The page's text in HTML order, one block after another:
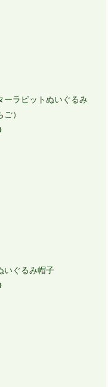
ーラビットぬいぐるみ
ご）
いぐるみ帽子